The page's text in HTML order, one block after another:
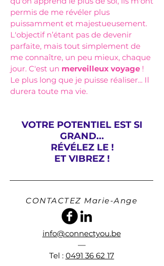
permis de me révéler plus
puissamment et majestueusement.
L'objectif n’étant pas de devenir
parfaite, mais tout simplement de
me connaître, un peu mieux, chaque
jour. C'est un merveilleux voyage !
Le plus long que je puisse réaliser... Il
durera toute ma vie.
VOTRE POTENTIEL EST SI
GRAND...
RÉVÉLEZ LE !
ET VIBREZ !
CONTACTEZ Marie-Ange
info@connectyou.be
—
Tel : 0491 36 62 17